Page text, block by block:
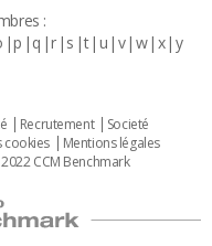
:
p q r s t u v w x y
Recrutement
Societé
cookies
Mentions légales
CCM Benchmark